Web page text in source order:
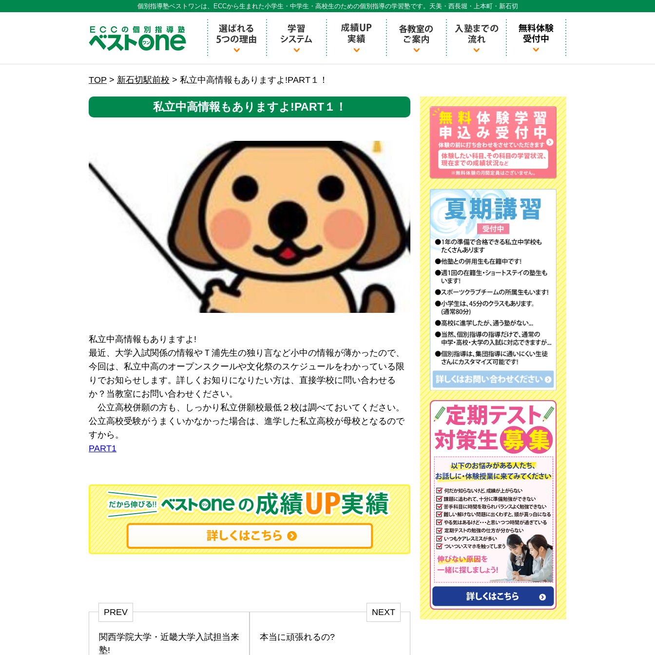
個別指導塾ベストワンは、ECCから生まれた小学生・中学生・高校生のための個別指導の学習塾です。天美・西長堀・上本町・新石切
ECCの個別指導ECCベストワン
TOP > 新石切駅前校 > 私立中高情報もありますよ!PART１！
私立中高情報もありますよ!PART１！
私立中高情報もありますよ!
最近、大学入試関係の情報やＴ浦先生の独り言など小中の情報が薄かったので、
今回は、私立中高のオープンスクールや文化祭のスケジュールをわかっている限
りでお知らせします。詳しくお知りになりたい方は、直接学校に問い合わせる
か？当教室にお問い合わせください。
公立高校併願の方も、しっかり私立併願校最低２校は調べておいてください。
公立高校受験がうまくいかなかった場合は、進学した私立高校が母校となるので
すから。
PART1
PREV
関西学院大学・近畿大学入試担当来
塾!
NEXT
本当に頑張れるの?